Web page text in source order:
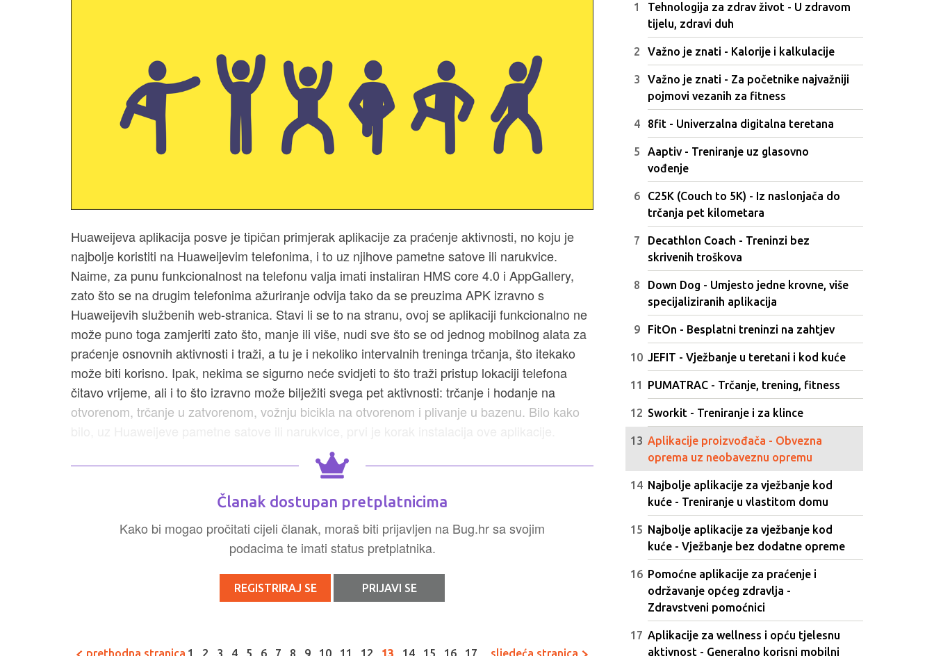
Huaweijeva aplikacija posve je tipičan primjerak aplikacije za praćenje aktivnosti, no koju je
najbolje koristiti na Huaweijevim telefonima, i to uz njihove pametne satove ili narukvice.
Naime, za punu funkcionalnost na telefonu valja imati instaliran HMS core 4.0 i AppGallery,
zato što se na drugim telefonima ažuriranje odvija tako da se preuzima APK izravno s
Huaweijevih službenih web-stranica. Stavi li se to na stranu, ovoj se aplikaciji funkcionalno ne
može puno toga zamjeriti zato što, manje ili više, nudi sve što se od jednog mobilnog alata za
praćenje osnovnih aktivnosti i traži, a tu je i nekoliko intervalnih treninga trčanja, što itekako
može biti korisno. Ipak, nekima se sigurno neće svidjeti to što traži pristup lokaciji telefona
čitavo vrijeme, ali i to što izravno može bilježiti svega pet aktivnosti: trčanje i hodanje na
otvorenom, trčanje u zatvorenom, vožnju bicikla na otvorenom i plivanje u bazenu. Bilo kako
Članak dostupan pretplatnicima
Kako bi mogao pročitati cijeli članak, moraš biti prijavljen na Bug.hr sa svojim
podacima te imati status pretplatnika.
REGISTRIRAJ SE PRIJAVI SE
prethodna stranica 1 2 3 4 5 6 7 8 9 10 11 12 13 14 15 16 17 sljedeća stranica
Tehnologija za zdrav život - U zdravom
tijelu, zdravi duh
Važno je znati - Kalorije i kalkulacije
Važno je znati - Za početnike najvažniji
pojmovi vezanih za fitness
8fit - Univerzalna digitalna teretana
Aaptiv - Treniranje uz glasovno
vođenje
C25K (Couch to 5K) - Iz naslonjača do
trčanja pet kilometara
Decathlon Coach - Treninzi bez
skrivenih troškova
Down Dog - Umjesto jedne krovne, više
specijaliziranih aplikacija
FitOn - Besplatni treninzi na zahtjev
JEFIT - Vježbanje u teretani i kod kuće
PUMATRAC - Trčanje, trening, fitness
Sworkit - Treniranje i za klince
Aplikacije proizvođača - Obvezna
oprema uz neobaveznu opremu
Najbolje aplikacije za vježbanje kod
kuće - Treniranje u vlastitom domu
Najbolje aplikacije za vježbanje kod
kuće - Vježbanje bez dodatne opreme
Pomoćne aplikacije za praćenje i
održavanje općeg zdravlja -
Zdravstveni pomoćnici
Aplikacije za wellness i opću tjelesnu
aktivnost - Generalno korisni mobilni